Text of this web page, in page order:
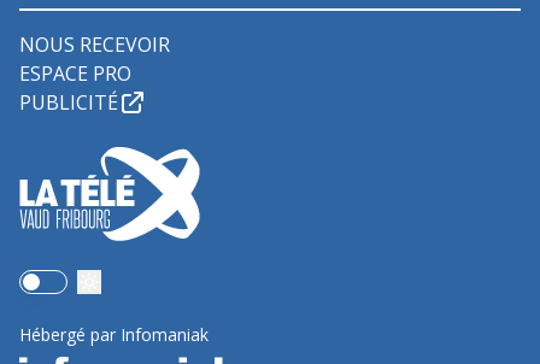
NOUS RECEVOIR
ESPACE PRO
PUBLICITÉ
Use setting
Hébergé par Infomaniak